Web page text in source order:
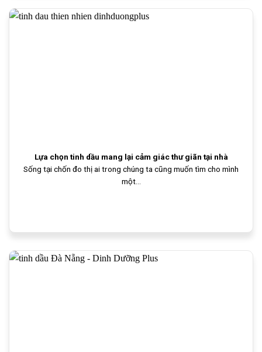
Lựa chọn tinh dầu mang lại cảm giác thư giãn tại nhà
Sống tại chốn đo thị ai trong chúng ta cũng muốn tìm cho mình
một...